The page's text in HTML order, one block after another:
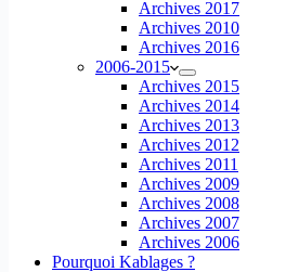
Archives 2017
Archives 2010
Archives 2016
2006-2015
Archives 2015
Archives 2014
Archives 2013
Archives 2012
Archives 2011
Archives 2009
Archives 2008
Archives 2007
Archives 2006
Pourquoi Kablages ?